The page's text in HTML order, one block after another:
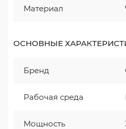
Материал
ОСНОВНЫЕ
Бренд
Рабочая среда
Мощность